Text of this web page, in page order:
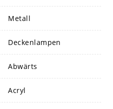
Metall
Deckenlampen
Abwärts
Acryl